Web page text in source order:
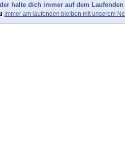
halte dich immer auf dem Laufenden
immer am laufenden bleiben mit unserem